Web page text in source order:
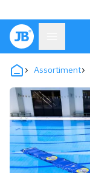
Assortiment